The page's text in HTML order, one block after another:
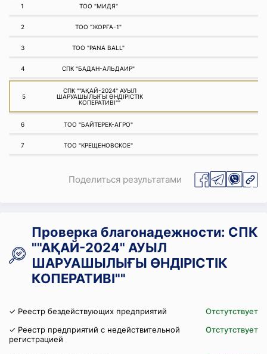
1 ТОО "МИДЯ"
2 ТОО "ЖОРҒА-1"
3 ТОО "PANA BALL"
4 СПК "БАДАН-АЛЬДАИР"
5
СПК ""АҚАЙ-2024" АУЫЛ
ШАРУАШЫЛЫҒЫ ӨНДІРІСТІК
КОПЕРАТИВІ""
6 ТОО "БАЙТЕРЕК-АГРО"
7 ТОО "КРЕЩЕНОВСКОЕ"
Поделиться результатами
Проверка благонадежности: СПК
""АҚАЙ-2024" АУЫЛ
ШАРУАШЫЛЫҒЫ ӨНДІРІСТІК
КОПЕРАТИВІ""
✓ Реестр бездействующих предприятий
Отстутствует
✓ Реестр предприятий с недействительной
регистрацией
Отстутствует